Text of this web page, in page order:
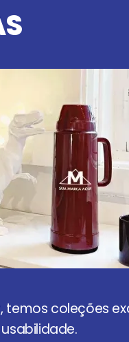
, temos coleções